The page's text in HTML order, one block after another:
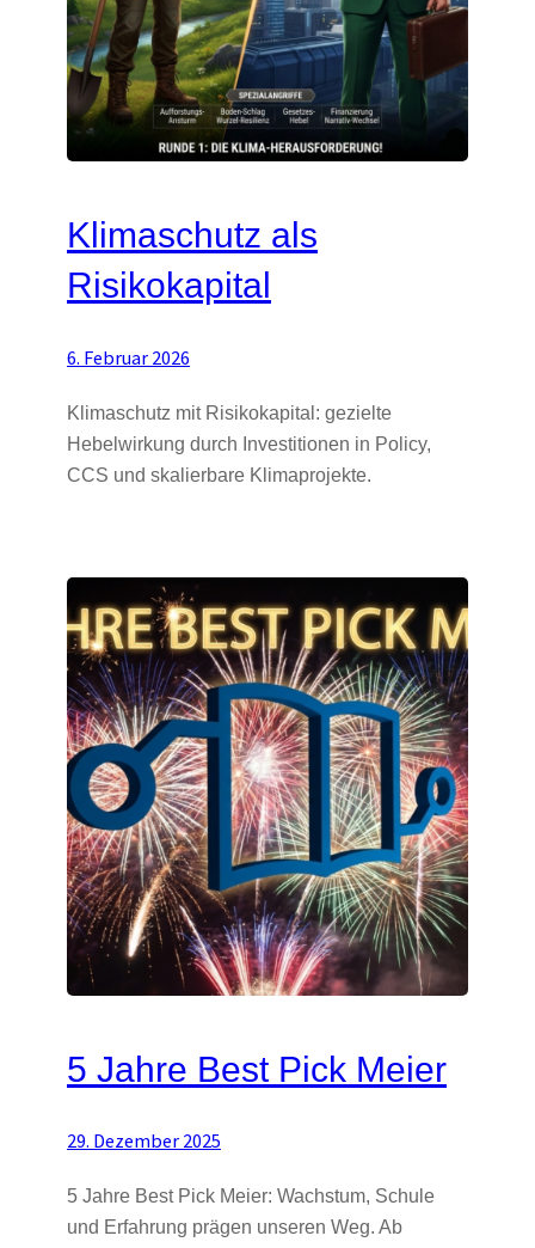
Klimaschutz als
Risikokapital
6. Februar 2026
Klimaschutz mit Risikokapital: gezielte
Hebelwirkung durch Investitionen in Policy,
CCS und skalierbare Klimaprojekte.
5 Jahre Best Pick Meier
29. Dezember 2025
5 Jahre Best Pick Meier: Wachstum, Schule
und Erfahrung prägen unseren Weg. Ab